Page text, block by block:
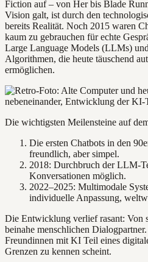
Fiction auf – von Her bis Blade
Vision galt, ist durch den
bereits Realität. Noch 2015 waren
kaum zu gebrauchen für echte
Large Language Models (LLMs)
Algorithmen, die heute täuschend
ermöglichen.
Die wichtigsten Meilensteine auf
Die ersten Chatbots in den
freundlich, aber simpel.
2018: Durchbruch der LLM-
Konversationen möglich.
2022–2025: Multimodale
individuelle Anpassung,
Die Entwicklung verlief rasant: Von
beinahe menschlichen
Freundinnen mit KI Teil eines
Grenzen zu kennen scheint.